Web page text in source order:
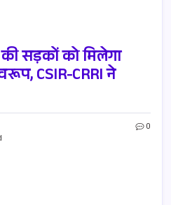
सड़कों को मिलेगा
CSIR-CRRI ने
0